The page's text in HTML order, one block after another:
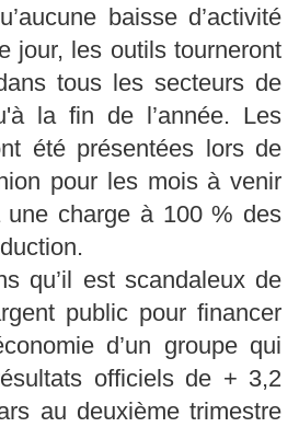
baisse d’activité
jour, les outils tourneront
tous les secteurs de
la fin de l’année. Les
été présentées lors de
pour les mois à venir
une charge à 100 % des
qu’il est scandaleux de
public pour financer
d’un groupe qui
officiels de + 3,2
au deuxième trimestre